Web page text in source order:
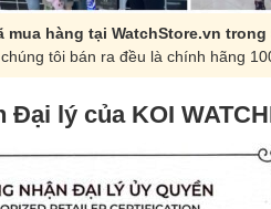
mua hàng tại WatchStore.vn trong
tôi bán ra đều là chính hãng
Đại lý của KOI